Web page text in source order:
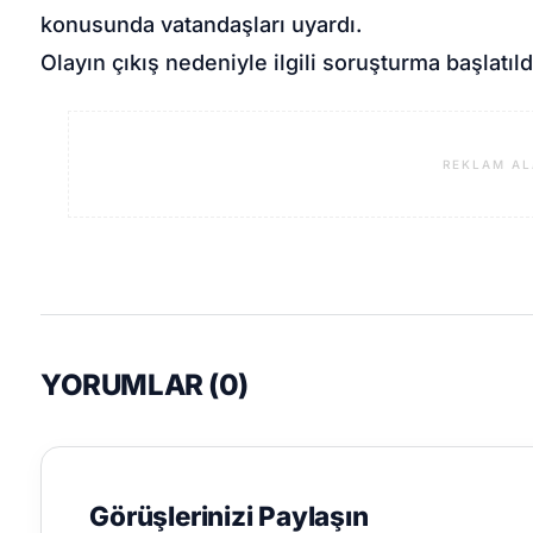
konusunda vatandaşları uyardı.
Olayın çıkış nedeniyle ilgili soruşturma
REKLAM
YORUMLAR (0)
Görüşlerinizi Paylaşın